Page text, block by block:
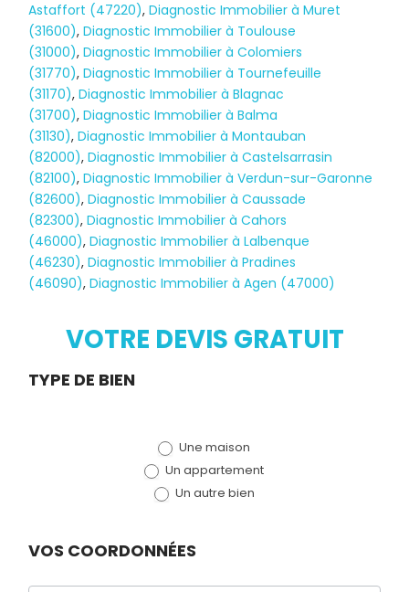
Diagnostic
TERMITES
Astaffort (47220),Diagnostic Immobilier à Muret
(31600),Diagnostic Immobilier à Toulouse
(31000),Diagnostic Immobilier à Colomiers
(31770),Diagnostic Immobilier à Tournefeuille
(31170),Diagnostic Immobilier à Blagnac
(31700),Diagnostic Immobilier à Balma
(31130),Diagnostic Immobilier à Montauban
(82000),Diagnostic Immobilier à Castelsarrasin
(82100),Diagnostic Immobilier à Verdun-sur-Garonne
(82600),Diagnostic Immobilier à Caussade
(82300),Diagnostic Immobilier à Cahors
(46000),Diagnostic Immobilier à Lalbenque
(46230),Diagnostic Immobilier à Pradines
(46090),Diagnostic Immobilier à Agen (47000)
VOTRE DEVIS GRATUIT
Demande
TYPE DE BIEN
Une maison
Un appartement
Un autre bien
VOS COORDONNÉES